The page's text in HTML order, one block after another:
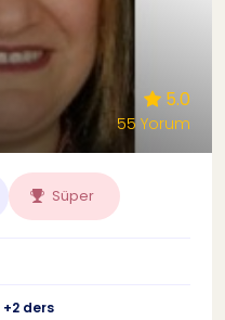
5.0
55 Yorum
Süper
+2 ders